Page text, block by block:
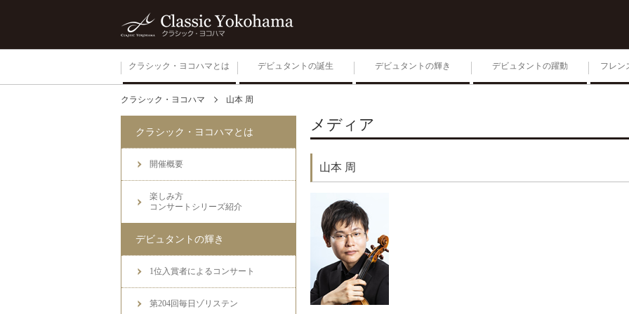
クラシック・ヨコハマとは
開催概要
楽しみ方
コンサートシリーズ紹介
デビュタントの誕生 デビュタントの輝き
生きる 2026
デビュタントの躍動 フレン
クラシック・ヨコハマ 山本 周
メディア
山本 周
クラシック・ヨコハマとは
開催概要
楽しみ方
コンサートシリーズ紹介
デビュタントの輝き
1位入賞者によるコンサート
第204回毎日ゾリステン